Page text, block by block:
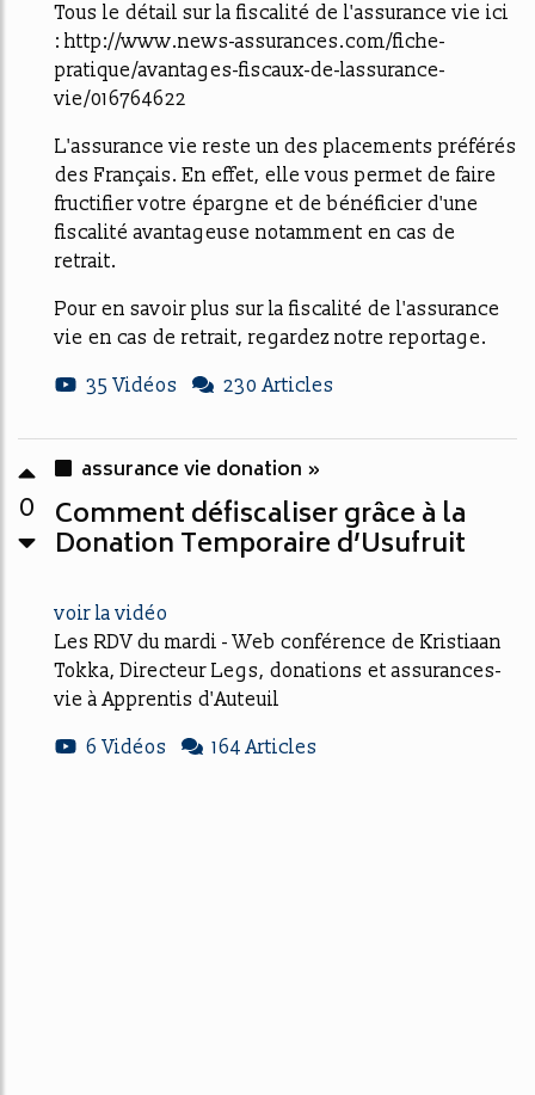
Tous le détail sur la fiscalité de l'assurance vie ici
: http://www.news-assurances.com/fiche-
pratique/avantages-fiscaux-de-lassurance-
vie/016764622
L'assurance vie reste un des placements préférés
des Français. En effet, elle vous permet de faire
fructifier votre épargne et de bénéficier d'une
fiscalité avantageuse notamment en cas de
retrait.
Pour en savoir plus sur la fiscalité de l'assurance
vie en cas de retrait, regardez notre reportage.
35 Vidéos
230 Articles
0
assurance vie donation »
Comment défiscaliser grâce à la
Donation Temporaire d’Usufruit
voir la vidéo
Les RDV du mardi - Web conférence de Kristiaan
Tokka, Directeur Legs, donations et assurances-
vie à Apprentis d'Auteuil
6 Vidéos
164 Articles